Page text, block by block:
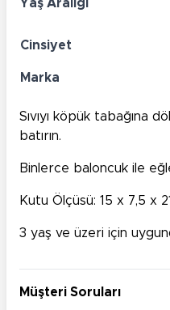
Yaş Aralığı
Cinsiyet
Marka
Sıvıyı köpük tabağına
batırın.
Binlerce baloncuk ile
Kutu Ölçüsü: 15 x 7,5 x
3 yaş ve üzeri için
Müşteri Soruları